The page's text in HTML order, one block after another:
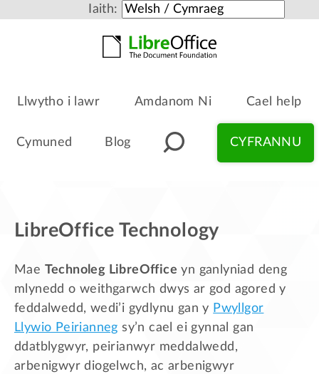
Iaith:
Llwytho i lawr Amdanom Ni Cael help
Cymuned Blog CYFRANNU
LibreOffice Technology
Mae Technoleg LibreOffice yn ganlyniad deng
mlynedd o weithgarwch dwys ar god agored y
feddalwedd, wedi’i gydlynu gan y Pwyllgor
Llywio Peirianneg sy’n cael ei gynnal gan
ddatblygwyr, peirianwyr meddalwedd,
arbenigwyr diogelwch, ac arbenigwyr